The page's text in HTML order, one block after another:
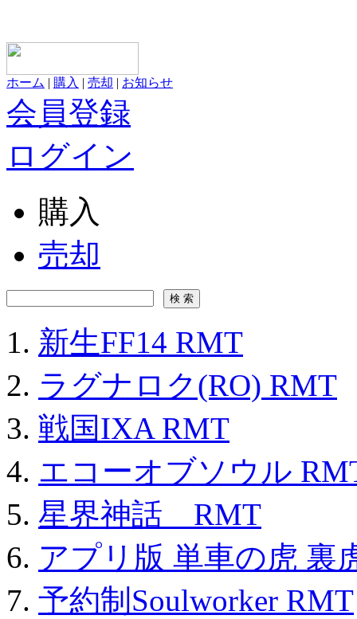
ホーム | 購入 | 売却 | お知らせ
会員登録
ログイン
購入
売却
新生FF14 RMT
ラグナロク(RO) RMT
戦国IXA RMT
エコーオブソウル
星界神話 RMT
アプリ版 単車の虎 裏
予約制Soulworker RMT